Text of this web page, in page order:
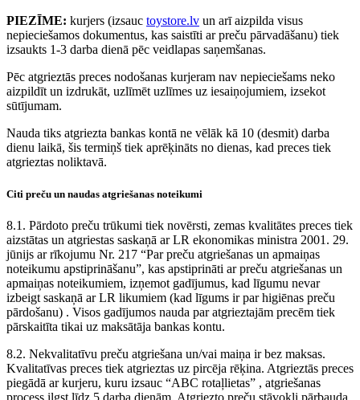
PIEZĪME: kurjers (izsauc toystore.lv un arī aizpilda visus
nepieciešamos dokumentus, kas saistīti ar preču pārvadāšanu) tiek
izsaukts 1-3 darba dienā pēc veidlapas saņemšanas.
Pēc atgrieztās preces nodošanas kurjeram nav nepieciešams neko
aizpildīt un izdrukāt, uzlīmēt uzlīmes uz iesaiņojumiem, izsekot
sūtījumam.
Nauda tiks atgriezta bankas kontā ne vēlāk kā 10 (desmit) darba
dienu laikā, šis termiņš tiek aprēķināts no dienas, kad preces tiek
atgrieztas noliktavā.
Citi preču un naudas atgriešanas noteikumi
8.1. Pārdoto preču trūkumi tiek novērsti, zemas kvalitātes preces tiek
aizstātas un atgriestas saskaņā ar LR ekonomikas ministra 2001. 29.
jūnijs ar rīkojumu Nr. 217 “Par preču atgriešanas un apmaiņas
noteikumu apstiprināšanu”, kas apstiprināti ar preču atgriešanas un
apmaiņas noteikumiem, izņemot gadījumus, kad līgumu nevar
izbeigt saskaņā ar LR likumiem (kad līgums ir par higiēnas preču
pārdošanu) . Visos gadījumos nauda par atgrieztajām precēm tiek
pārskaitīta tikai uz maksātāja bankas kontu.
8.2. Nekvalitatīvu preču atgriešana un/vai maiņa ir bez maksas.
Kvalitatīvas preces tiek atgrieztas uz pircēja rēķina. Atgrieztās preces
piegādā ar kurjeru, kuru izsauc “ABC rotaļlietas” , atgriešanas
process ilgst līdz 5 darba dienām. Atgriezto preču stāvokli pārbauda